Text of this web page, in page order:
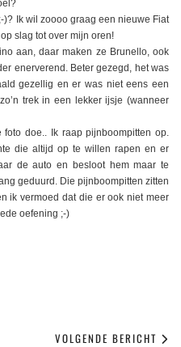
Ik wil zoooo graag een nieuwe Fiat
slag tot over mijn oren!
aan, daar maken ze Brunello, ook
enerverend. Beter gezegd, het was
gezellig en er was niet eens een
trek in een lekker ijsje (wanneer
doe.. Ik raap pijnboompitten op.
die altijd op te willen rapen en er
de auto en besloot hem maar te
geduurd. Die pijnboompitten zitten
ik vermoed dat die er ook niet meer
oefening ;-)
VOLGENDE BERICHT